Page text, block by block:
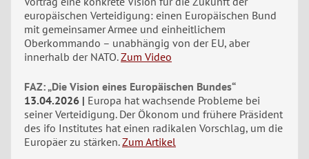
europäischen Verteidigung: einen Europäischen Bund
mit gemeinsamer Armee und einheitlichem
Oberkommando – unabhängig von der EU, aber
innerhalb der NATO. Zum Video
FAZ: „Die Vision eines Europäischen Bundes“
13.04.2026
Europa hat wachsende Probleme bei
seiner Verteidigung. Der Ökonom und frühere Präsident
des ifo Institutes hat einen radikalen Vorschlag, um die
Europäer zu stärken. Zum Artikel